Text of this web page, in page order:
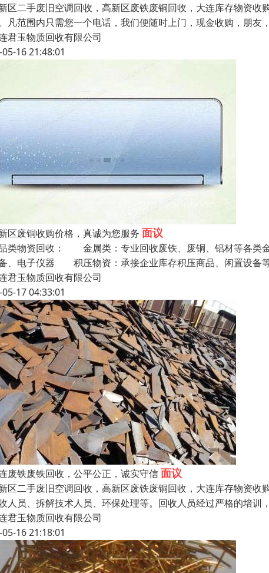
区二手废旧空调回收，高新区废铁废铜回收，大连库存物资
凡范围内只需您一个电话，我们便随时上门，现金收购，朋
君玉物质回收有限公司
16 21:48:01
区废铜收购价格，真诚为您服务 面议
类物资回收： 金属类：专业回收废铁、废铜、铝材等各
、电子仪器 积压物资：承接企业库存积压商品、闲置设
君玉物质回收有限公司
17 04:33:01
废铁废铁回收，公平公正，诚实守信面议
区二手废旧空调回收，高新区废铁废铜回收，大连库存物资
人员、拆解技术人员、环保处理等。回收人员经过严格的培
君玉物质回收有限公司
16 21:18:01